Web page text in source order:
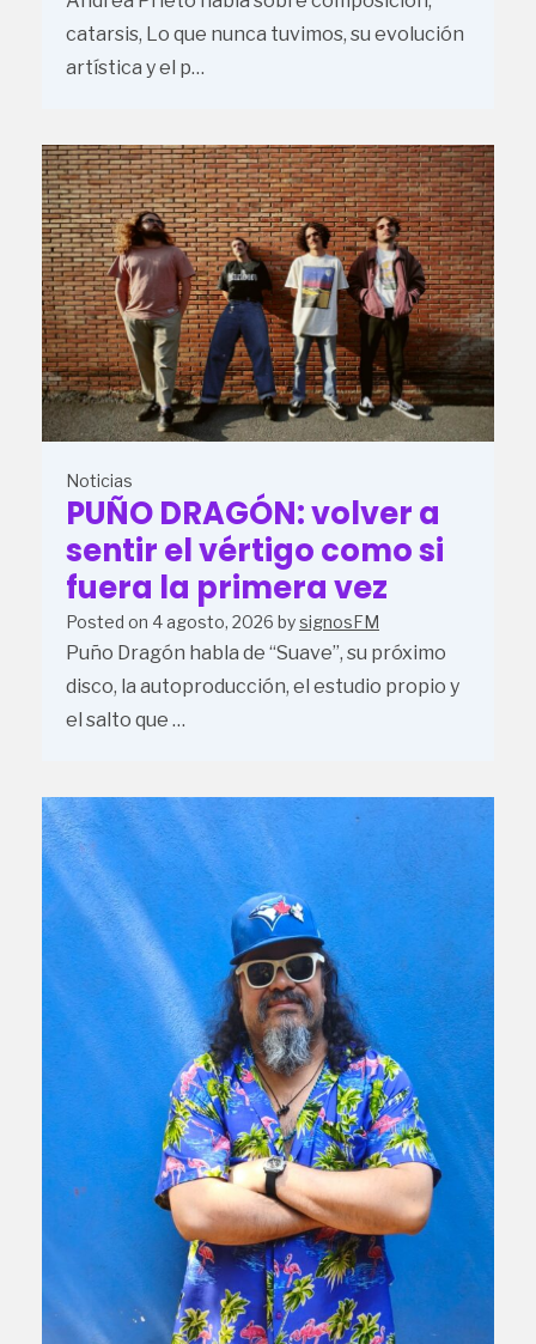
catarsis, Lo que nunca tuvimos, su evolución
artística y el p…
Noticias
PUÑO DRAGÓN: volver a
sentir el vértigo como si
fuera la primera vez
Posted on 4 agosto, 2026 bysignosFM
Puño Dragón habla de “Suave”, su próximo
disco, la autoproducción, el estudio propio y
el salto que …